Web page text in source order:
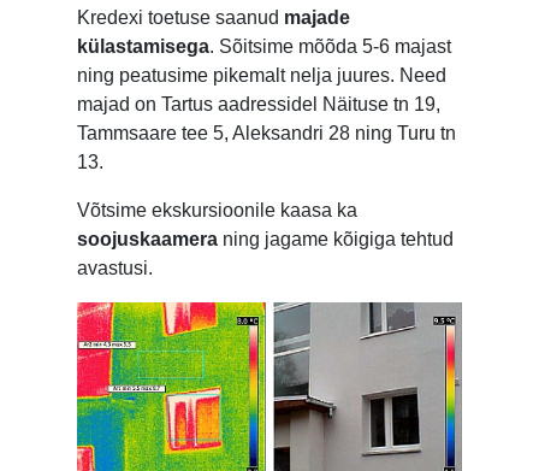
Kredexi toetuse saanud majade
külastamisega. Sõitsime mõõda 5-6 majast
ning peatusime pikemalt nelja juures. Need
majad on Tartus aadressidel Näituse tn 19,
Tammsaare tee 5, Aleksandri 28 ning Turu tn
13.
Võtsime ekskursioonile kaasa ka
soojuskaamera ning jagame kõigiga tehtud
avastusi.